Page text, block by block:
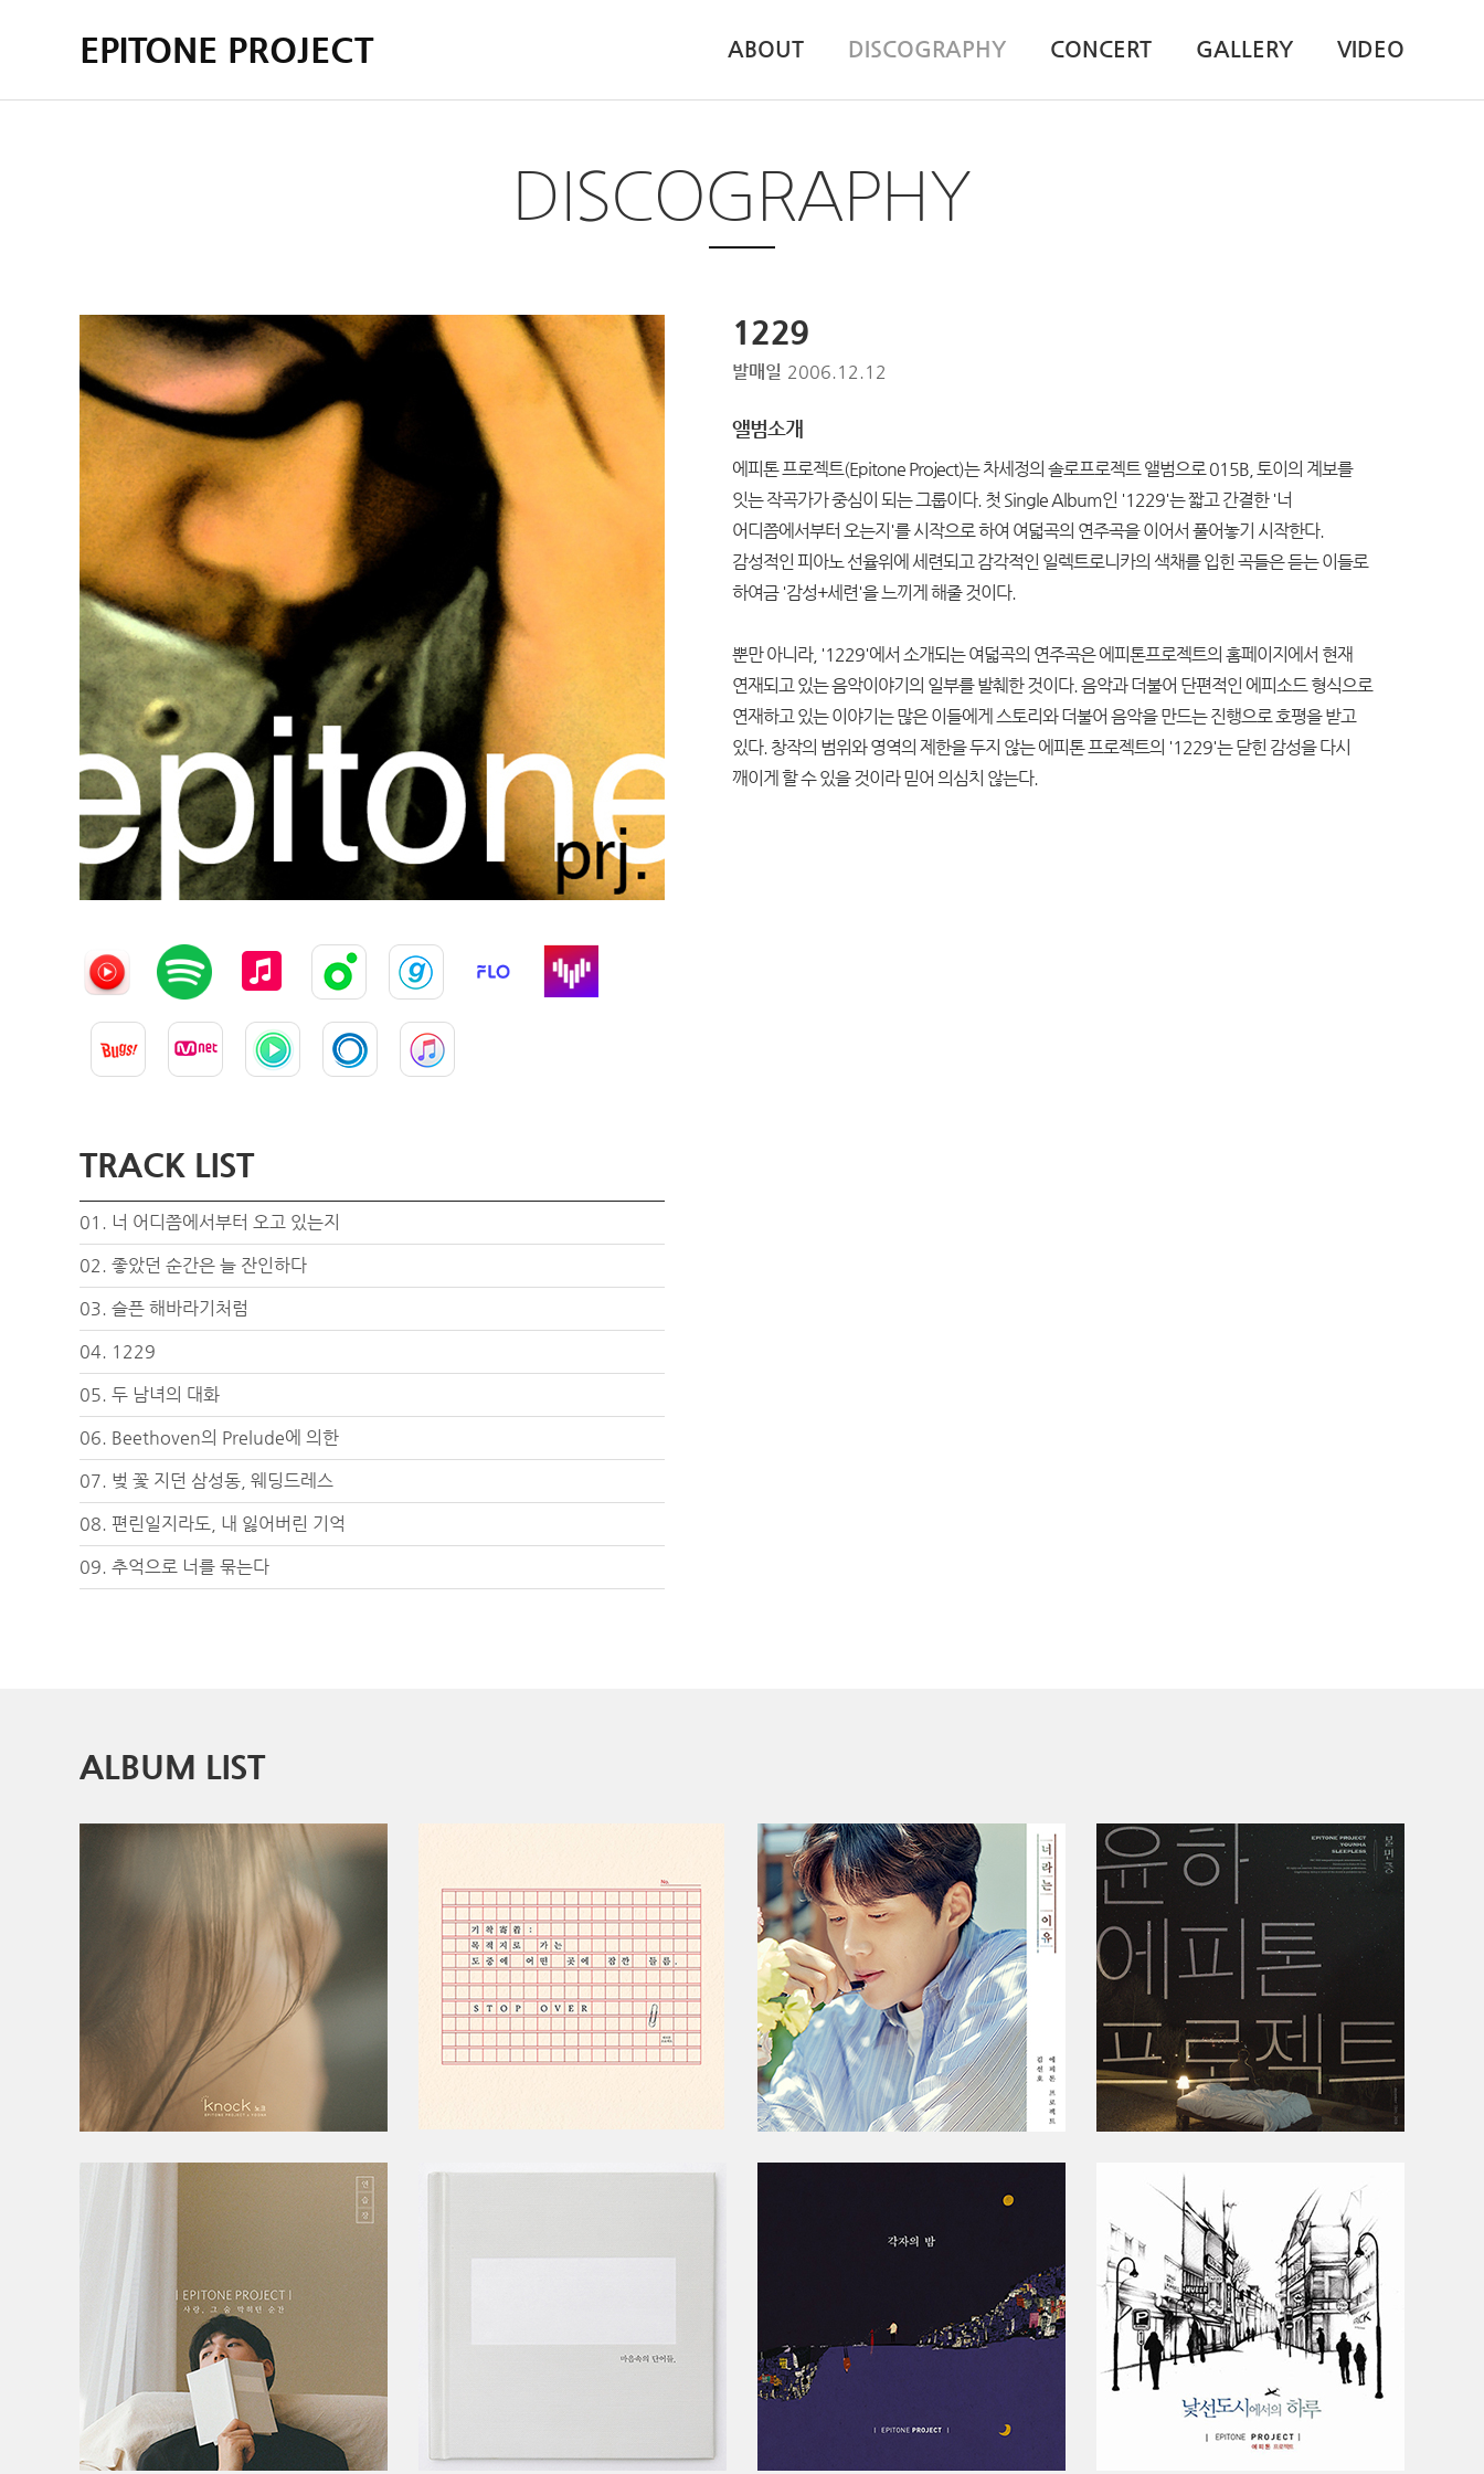
EPITONE PROJECT ABOUT DISCOGRAPHY CONCERT GALLERY VIDEO
DISCOGRAPHY
TRACK LIST
01. 너 어디쯤에서부터 오고 있는지
02. 좋았던 순간은 늘 잔인하다
03. 슬픈 해바라기처럼
04. 1229
05. 두 남녀의 대화
06. Beethoven의 Prelude에 의한
07. 벚 꽃 지던 삼성동, 웨딩드레스
08. 편린일지라도, 내 잃어버린 기억
09. 추억으로 너를 묶는다
1229
발매일 2006.12.12
앨범소개
에피톤 프로젝트(Epitone Project)는 차세정의 솔로프로젝트 앨범으로 015B, 토이의 계보를
잇는 작곡가가 중심이 되는 그룹이다. 첫 Single Album인 '1229'는 짧고 간결한 '너
어디쯤에서부터 오는지'를 시작으로 하여 여덟곡의 연주곡을 이어서 풀어놓기 시작한다.
감성적인 피아노 선율위에 세련되고 감각적인 일렉트로니카의 색채를 입힌 곡들은 듣는 이들로
하여금 '감성+세련'을 느끼게 해줄 것이다.
뿐만 아니라, '1229'에서 소개되는 여덟곡의 연주곡은 에피톤프로젝트의 홈페이지에서 현재
연재되고 있는 음악이야기의 일부를 발췌한 것이다. 음악과 더불어 단편적인 에피소드 형식으로
연재하고 있는 이야기는 많은 이들에게 스토리와 더불어 음악을 만드는 진행으로 호평을 받고
있다. 창작의 범위와 영역의 제한을 두지 않는 에피톤 프로젝트의 '1229'는 닫힌 감성을 다시
깨이게 할 수 있을 것이라 믿어 의심치 않는다.
ALBUM LIST